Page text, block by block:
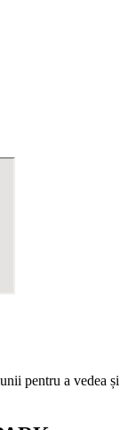
pentru a vedea și